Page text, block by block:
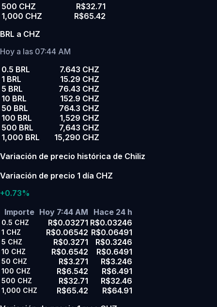
500 CHZ
R$32.71
1,000 CHZ
R$65.42
BRL a CHZ
Hoy a las 07:44 AM
0.5 BRL
7.643 CHZ
1 BRL
15.29 CHZ
5 BRL
76.43 CHZ
10 BRL
152.9 CHZ
50 BRL
764.3 CHZ
100 BRL
1,529 CHZ
500 BRL
7,643 CHZ
1,000 BRL
15,290 CHZ
Variación de precio histórica de Chiliz
Variación de precio 1 día CHZ
+0.73%
Importe Hoy 7:44 AM Hace 24 h
0.5 CHZ R$0.03271 R$0.03246
1 CHZ R$0.06542 R$0.06491
5 CHZ R$0.3271 R$0.3246
10 CHZ R$0.6542 R$0.6491
50 CHZ R$3.271 R$3.246
100 CHZ R$6.542 R$6.491
500 CHZ R$32.71 R$32.46
1,000 CHZ R$65.42
R$64.91